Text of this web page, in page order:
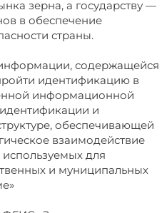
зерна, а государству —
в обеспечение
страны.
содержащейся
идентификацию в
информационной
и
обеспечивающей
взаимодействие
для
и муниципальных